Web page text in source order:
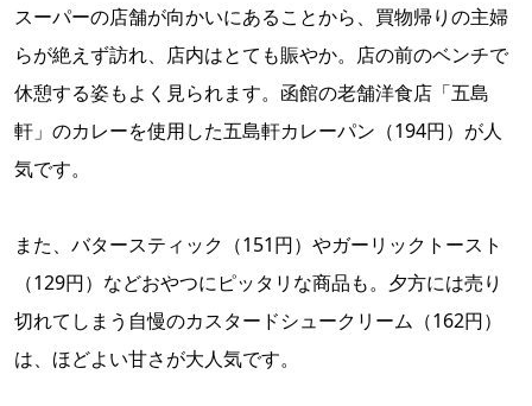
スーパーの店舗が向かいにあることから、買物帰りの主婦
らが絶えず訪れ、店内はとても賑やか。店の前のベンチで
休憩する姿もよく見られます。函館の老舗洋食店「五島
軒」のカレーを使用した五島軒カレーパン（194円）が人
気です。
また、バタースティック（151円）やガーリックトースト
（129円）などおやつにピッタリな商品も。夕方には売り
切れてしまう自慢のカスタードシュークリーム（162円）
は、ほどよい甘さが大人気です。